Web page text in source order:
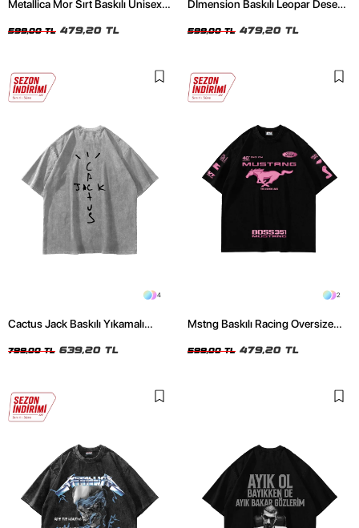
Metallica Mor Sırt Baskılı Unisex
599,00 TL 479,20 TL
Dİmension Baskılı Leopar Desenli
Tshirt
599,00 TL 479,20 TL
4
Cactus Jack Baskılı Yıkamalı
799,00 TL 639,20 TL
2
Mstng Baskılı Racing Oversize
599,00 TL 479,20 TL